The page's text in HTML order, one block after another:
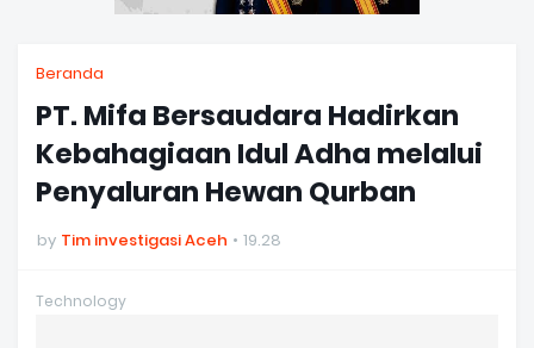
Beranda
PT. Mifa Bersaudara Hadirkan
Kebahagiaan Idul Adha melalui
Penyaluran Hewan Qurban
by Tim investigasi Aceh 19.28
Technology